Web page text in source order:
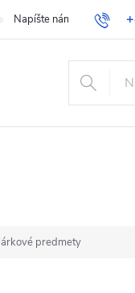
Napíšte nám Blog
predmety